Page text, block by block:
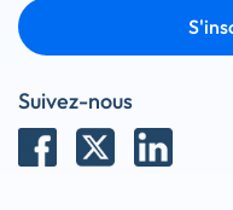
Suivez-nous